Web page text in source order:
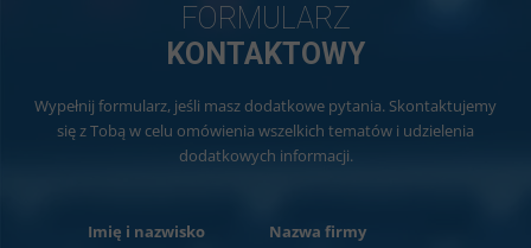
FORMULARZ
KONTAKTOWY
Wypełnij formularz, jeśli masz dodatkowe pytania. Skontaktujemy
się z Tobą w celu omówienia wszelkich tematów i udzielenia
dodatkowych informacji.
Imię i nazwisko Nazwa firmy